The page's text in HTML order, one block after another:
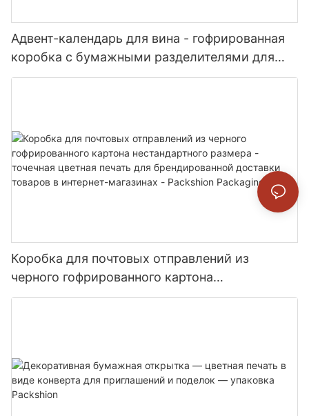
Адвент-календарь для вина - гофрированная
коробка с бумажными разделителями для
мини-бутылок и флаконов - Packshion
Коробка для почтовых отправлений из
черного гофрированного картона
нестандартного размера - точечная цветная